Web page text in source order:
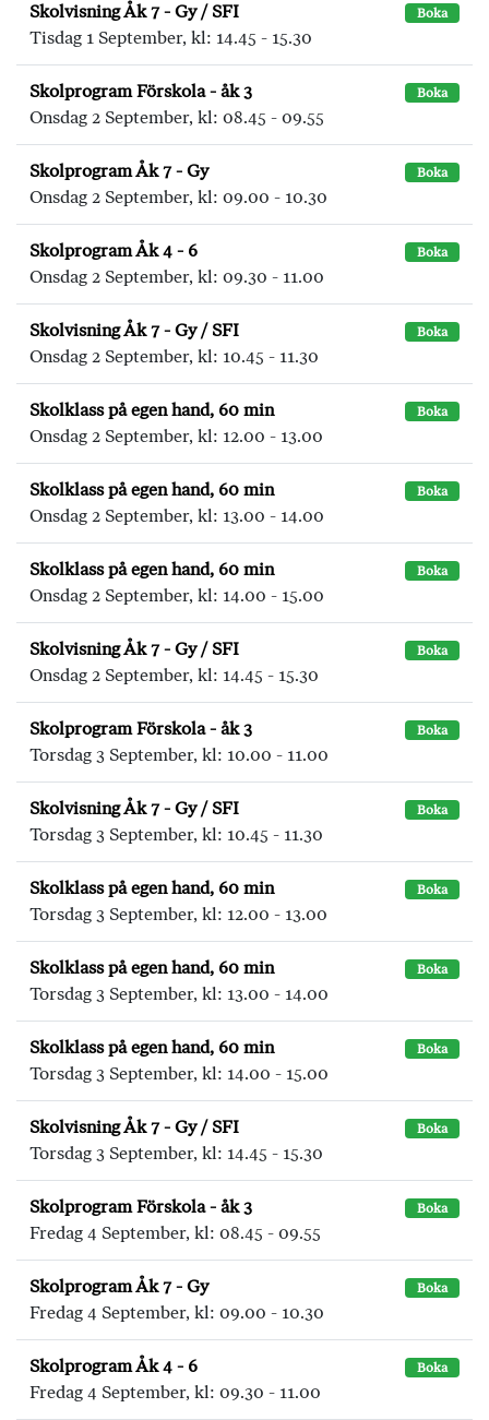
Skolvisning Åk 7 - Gy / SFI Boka
Tisdag 1 September, kl: 14.45 - 15.30
Skolprogram Förskola - åk 3 Boka
Onsdag 2 September, kl: 08.45 - 09.55
Skolprogram Åk 7 - Gy Boka
Onsdag 2 September, kl: 09.00 - 10.30
Skolprogram Åk 4 - 6 Boka
Onsdag 2 September, kl: 09.30 - 11.00
Skolvisning Åk 7 - Gy / SFI Boka
Onsdag 2 September, kl: 10.45 - 11.30
Skolklass på egen hand, 60 min Boka
Onsdag 2 September, kl: 12.00 - 13.00
Skolklass på egen hand, 60 min Boka
Onsdag 2 September, kl: 13.00 - 14.00
Skolklass på egen hand, 60 min Boka
Onsdag 2 September, kl: 14.00 - 15.00
Skolvisning Åk 7 - Gy / SFI Boka
Onsdag 2 September, kl: 14.45 - 15.30
Skolprogram Förskola - åk 3 Boka
Torsdag 3 September, kl: 10.00 - 11.00
Skolvisning Åk 7 - Gy / SFI Boka
Torsdag 3 September, kl: 10.45 - 11.30
Skolklass på egen hand, 60 min Boka
Torsdag 3 September, kl: 12.00 - 13.00
Skolklass på egen hand, 60 min Boka
Torsdag 3 September, kl: 13.00 - 14.00
Skolklass på egen hand, 60 min Boka
Torsdag 3 September, kl: 14.00 - 15.00
Skolvisning Åk 7 - Gy / SFI Boka
Torsdag 3 September, kl: 14.45 - 15.30
Skolprogram Förskola - åk 3 Boka
Fredag 4 September, kl: 08.45 - 09.55
Skolprogram Åk 7 - Gy Boka
Fredag 4 September, kl: 09.00 - 10.30
Skolprogram Åk 4 - 6 Boka
Fredag 4 September, kl: 09.30 - 11.00